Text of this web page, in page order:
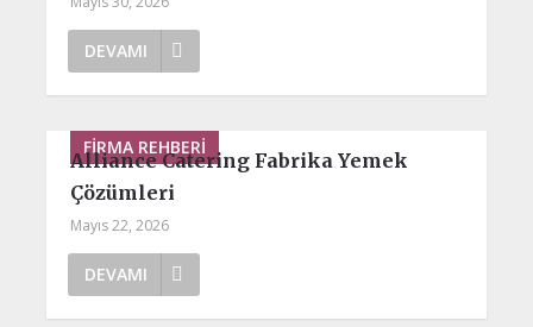
DEVAMI
FIRMA REHBERI
Alliance Catering Fabrika Yemek
Çözümleri
Mayıs 22, 2026
DEVAMI